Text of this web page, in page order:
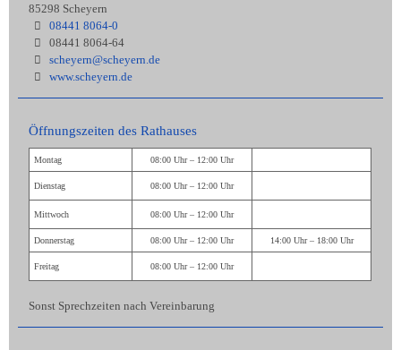
85298 Scheyern
08441 8064-0
08441 8064-64
scheyern@scheyern.de
www.scheyern.de
Öffnungszeiten des Rathauses
Montag 08:00 Uhr – 12:00 Uhr
Dienstag 08:00 Uhr – 12:00 Uhr
Mittwoch 08:00 Uhr – 12:00 Uhr
Donnerstag 08:00 Uhr – 12:00 Uhr 14:00 Uhr – 18:00 Uhr
Freitag 08:00 Uhr – 12:00 Uhr
Sonst Sprechzeiten nach Vereinbarung